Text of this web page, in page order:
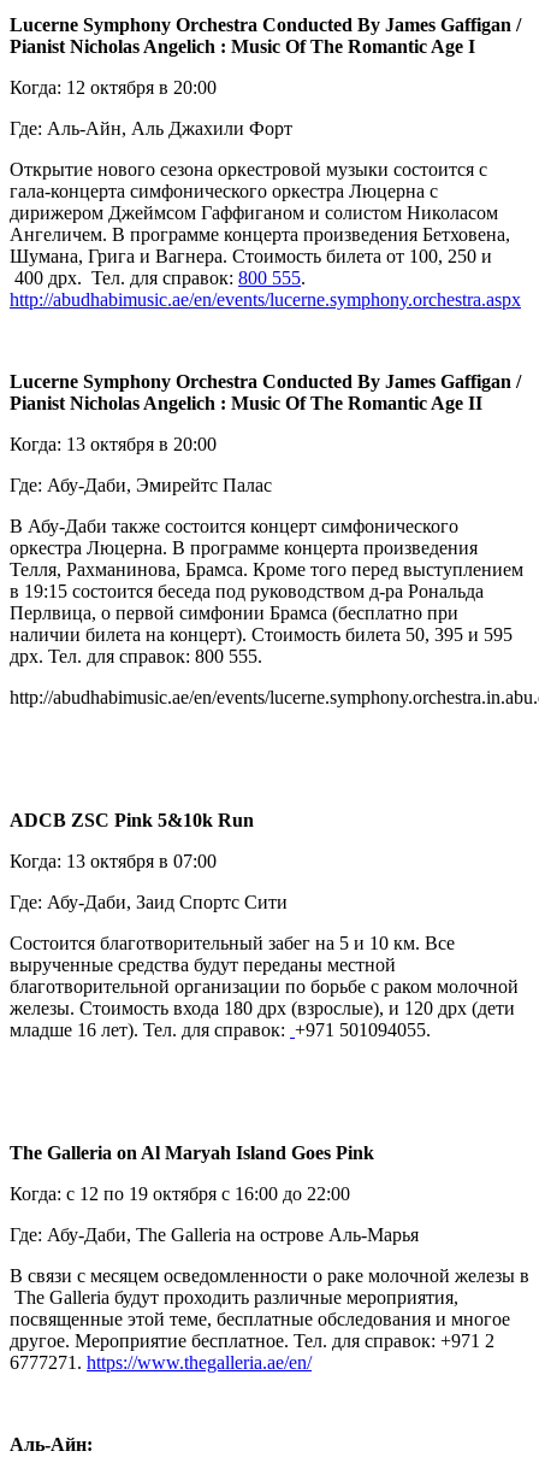
Lucerne Symphony Orchestra Conducted By James Gaffigan /
Pianist Nicholas Angelich : Music Of The Romantic Age I
Когда: 12 октября в 20:00
Где: Аль-Айн, Аль Джахили Форт
Открытие нового сезона оркестровой музыки состоится с
гала-концерта симфонического оркестра Люцерна с
дирижером Джеймсом Гаффиганом и солистом Николасом
Ангеличем. В программе концерта произведения Бетховена,
Шумана, Грига и Вагнера. Стоимость билета от 100, 250 и
400 дрх. Тел. для справок: 800 555.
http://abudhabimusic.ae/en/events/lucerne.symphony.orchestra.aspx
Lucerne Symphony Orchestra Conducted By James Gaffigan /
Pianist Nicholas Angelich : Music Of The Romantic Age II
Когда: 13 октября в 20:00
Где: Абу-Даби, Эмирейтс Палас
В Абу-Даби также состоится концерт симфонического
оркестра Люцерна. В программе концерта произведения
Телля, Рахманинова, Брамса. Кроме того перед выступлением
в 19:15 состоится беседа под руководством д-ра Рональда
Перлвица, о первой симфонии Брамса (бесплатно при
наличии билета на концерт). Стоимость билета 50, 395 и 595
дрх. Тел. для справок: 800 555.
http://abudhabimusic.ae/en/events/
ADCB ZSC Pink 5&10k Run
Когда: 13 октября в 07:00
Где: Абу-Даби, Заид Спортс Сити
Состоится благотворительный забег на 5 и 10 км. Все
вырученные средства будут переданы местной
благотворительной организации по борьбе с раком молочной
железы. Стоимость входа 180 дрх (взрослые), и 120 дрх (дети
младше 16 лет). Тел. для справок: +971 501094055.
The Galleria on Al Maryah Island Goes Pink
Когда: с 12 по 19 октября с 16:00 до 22:00
Где: Абу-Даби, The ​​Galleria на острове Аль-Марья
В связи c месяцем осведомленности о раке молочной железы в
The ​​Galleria будут проходить различные мероприятия,
посвященные этой теме, бесплатные обследования и многое
другое. Мероприятие бесплатное. Тел. для справок: +971 2
6777271. https://www.thegalleria.ae/en/
Аль-Айн: